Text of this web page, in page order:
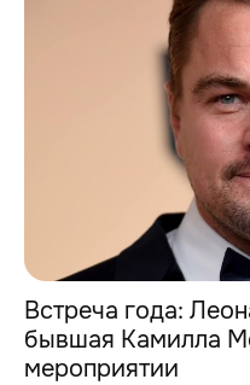
Встреча года:
бывшая Камилла
мероприятии